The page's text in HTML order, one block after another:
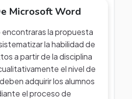
Microsoft Word
la propuesta
la habilidad de
a partir de la disciplina
el nivel de
adquirir los alumnos
el proceso de